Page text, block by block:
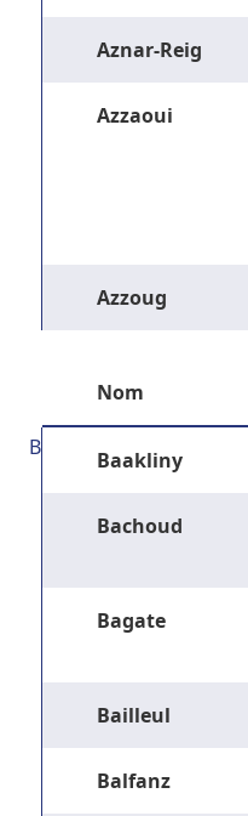
Aznar-Reig
Azzaoui
Azzoug
Nom
B Baakliny
Bachoud
Bagate
Bailleul
Balfanz